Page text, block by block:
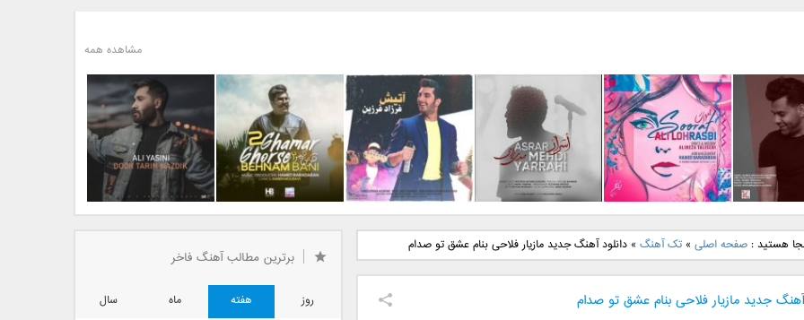
مشاهده همه
جدید رضا
نگار
دانلود آهنگ جدید علی
لهراسبی بنام صورت
دانلود آهنگ جدید مهدی
یراحی بنام اسرار
دانلود آهنگ جدید فرزاد
فرزین بنام آتیش
بانی بنام قرص قمر 2
یاسینی بنام دورترین نزدیک
هستید :صفحه اصلی »تک آهنگ »دانلود آهنگ جدید مازیار فلاحی بنام عشق تو صدام
آهنگ جدید مازیار فلاحی بنام عشق تو صدام
برترین مطالب آهنگ فاخر
روز هفته ماه
سال